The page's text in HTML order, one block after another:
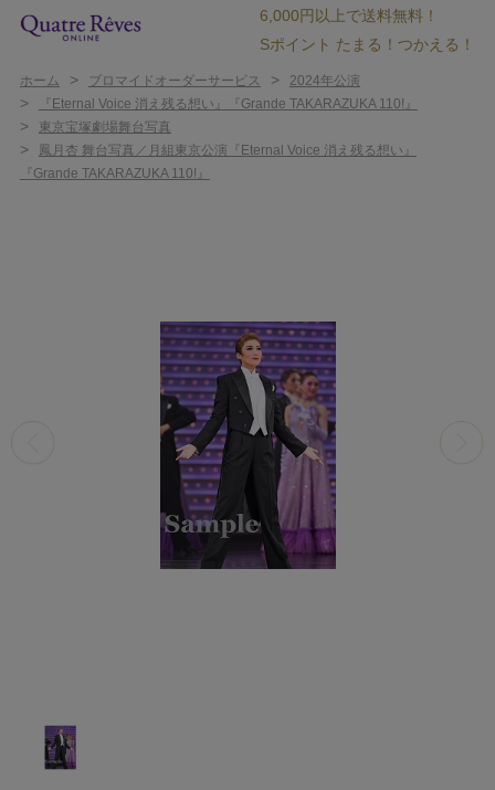
6,000円以上で送料無料！
Sポイント たまる！つかえる！
ホーム > ブロマイドオーダーサービス > 2024年公演
> 『Eternal Voice 消え残る想い』『Grande TAKARAZUKA 110!』
> 東京宝塚劇場舞台写真
>
鳳月杏 舞台写真／月組東京公演『Eternal Voice 消え残る想い』
『Grande TAKARAZUKA 110!』